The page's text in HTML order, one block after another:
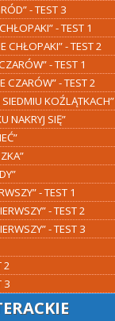
- TEST 3
- TEST 1
CHŁOPAKI” - TEST 2
- TEST 1
CZARÓW” - TEST 2
KOŹLĄTKACH”
NAKRYJ SIĘ”
- TEST 1
- TEST 2
- TEST 3
2
3